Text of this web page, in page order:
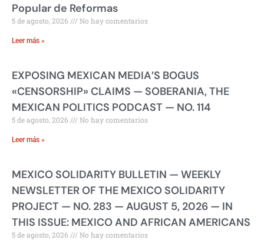
Popular de Reformas
5 de agosto, 2026 No hay comentarios
Leer más »
EXPOSING MEXICAN MEDIA’S BOGUS
«CENSORSHIP» CLAIMS — SOBERANIA, THE
MEXICAN POLITICS PODCAST — NO. 114
5 de agosto, 2026 No hay comentarios
Leer más »
MEXICO SOLIDARITY BULLETIN — WEEKLY
NEWSLETTER OF THE MEXICO SOLIDARITY
PROJECT — NO. 283 — AUGUST 5, 2026 — IN
THIS ISSUE: MEXICO AND AFRICAN AMERICANS
5 de agosto, 2026 No hay comentarios